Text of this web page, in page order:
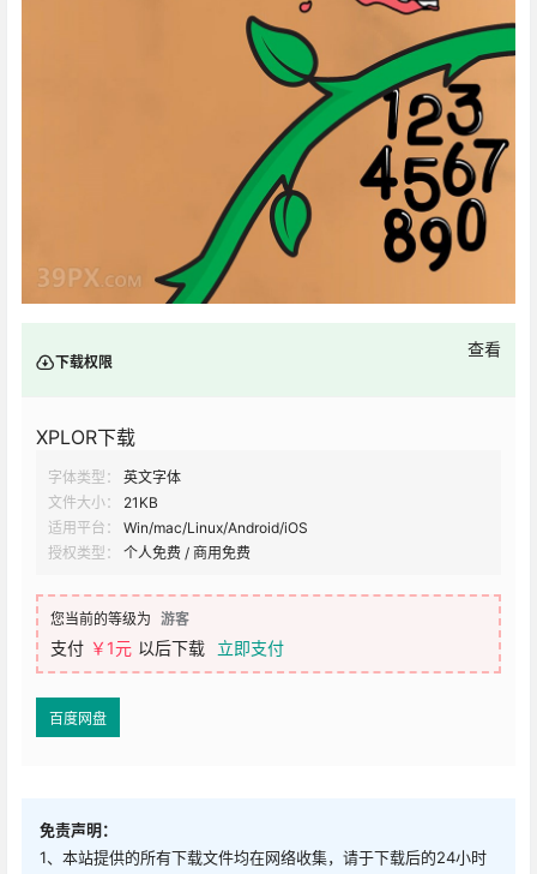
下载权限
查看
XPLOR下载
字体类型：
英文字体
文件大小：
21KB
适用平台：
Win/mac/Linux/Android/iOS
授权类型：
个人免费 / 商用免费
您当前的等级为 游客
支付 ￥1元 以后下载 立即支付
百度网盘
免责声明：
1、本站提供的所有下载文件均在网络收集，请于下载后的24小时